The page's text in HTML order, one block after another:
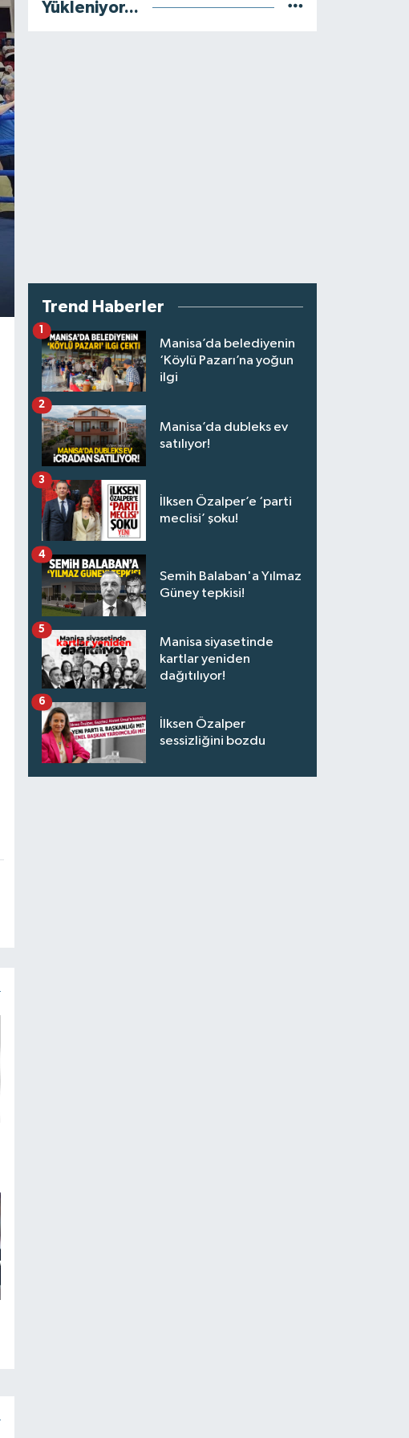
Yükleniyor...
Trend Haberler
Manisa’da belediyenin
‘Köylü Pazarı’na yoğun
ilgi
1
Manisa’da dubleks ev
satılıyor!
2
İlksen Özalper’e ‘parti
meclisi’ şoku!
3
Semih Balaban'a Yılmaz
Güney tepkisi!
4
Manisa siyasetinde
kartlar yeniden
dağıtılıyor!
5
İlksen Özalper
sessizliğini bozdu
6